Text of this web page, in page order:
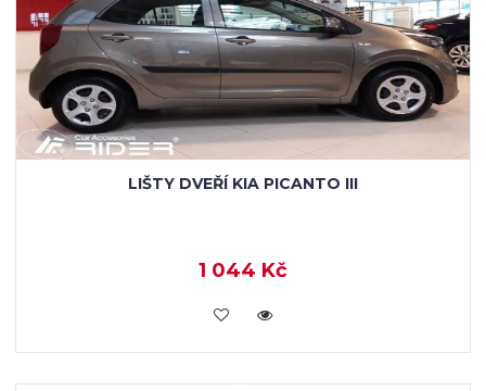
LIŠTY DVEŘÍ KIA PICANTO III
1 044 Kč
KOUPIT